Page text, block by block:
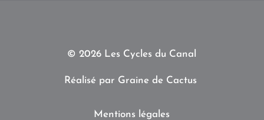
© 2026 Les Cycles du Canal
Réalisé par Graine de Cactus
Mentions légales